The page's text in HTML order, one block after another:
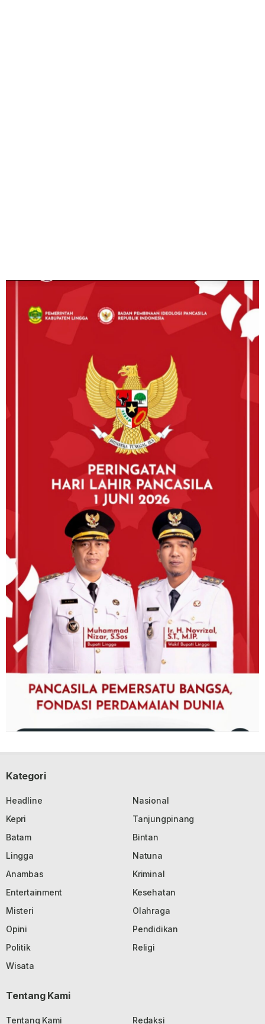
Kategori
Headline
Nasional
Kepri
Tanjungpinang
Batam
Bintan
Lingga
Natuna
Anambas
Kriminal
Entertainment
Kesehatan
Misteri
Olahraga
Opini
Pendidikan
Politik
Religi
Wisata
Tentang Kami
Tentang Kami
Redaksi